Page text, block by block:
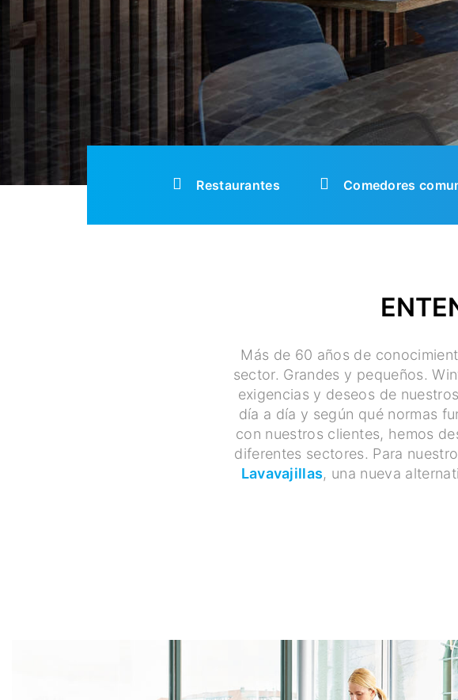
Restaurantes Comedores
Más de 60 años de
sector. Grandes y pequeños.
exigencias y deseos de
día a día y según qué normas
con nuestros clientes, hemos
diferentes sectores. Para
Lavavajillas, una nueva